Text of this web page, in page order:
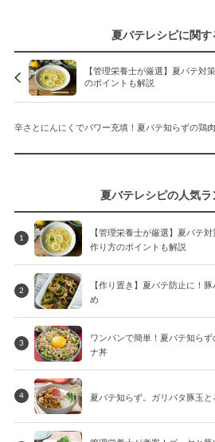
夏バテレシピに関
【管理栄養士が厳選】夏バテ対
のポイントも解説
辛さとにんにくでパワー充填！夏バテ知らずの鶏
夏バテレシピの人気
1
【管理栄養士が厳選】夏バテ
作り方のポイントも解説
2
【作り置き】夏バテ防止に！
め
3
ワンパンで簡単！夏バテ知ら
ナ丼
4 夏バテ知らず。ガリバタ豚玉と